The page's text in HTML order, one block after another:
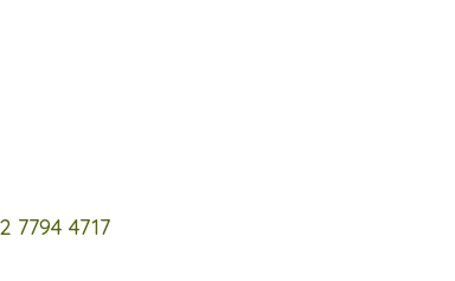
7794 4717